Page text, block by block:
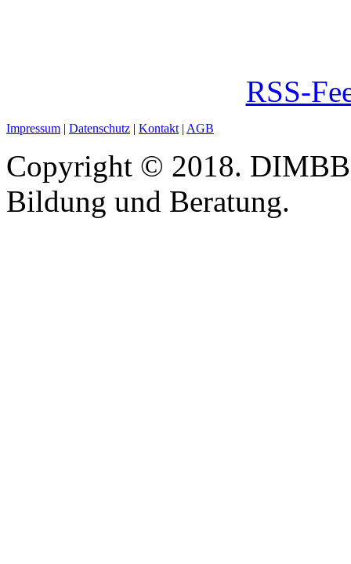
RSS-
Impressum | Datenschutz | Kontakt | AGB
Copyright © 2018.
Bildung und Beratung.